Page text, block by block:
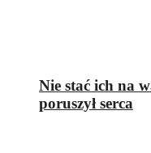
Nie stać ich na
poruszył serca